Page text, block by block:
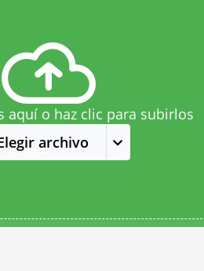
aquí o haz clic para subirlos
archivo